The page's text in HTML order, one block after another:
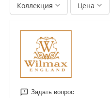
Коллекция Цена
Задать вопрос